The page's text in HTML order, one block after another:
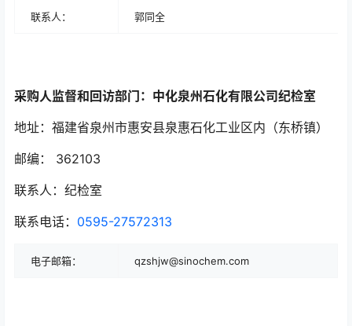
联系人： 郭同全
采购人监督和回访部门： 中化泉州石化有限公司纪检室
地址：福建省泉州市惠安县泉惠石化工业区内（东桥镇）
邮编： 362103
联系人：纪检室
联系电话： 0595-27572313
电子邮箱： qzshjw@sinochem.com